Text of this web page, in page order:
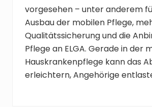
vorgesehen – unter anderem
Ausbau der mobilen Pflege,
Qualitätssicherung und die
Pflege an ELGA. Gerade in der
Hauskrankenpflege kann das
erleichtern, Angehörige